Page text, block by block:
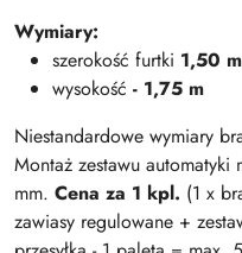
Wymiary:
szerokość furtki 1,50
wysokość - 1,75 m
Niestandardowe wymiary
Montaż zestawu
mm. Cena za 1 kpl. (1 x
zawiasy regulowane +